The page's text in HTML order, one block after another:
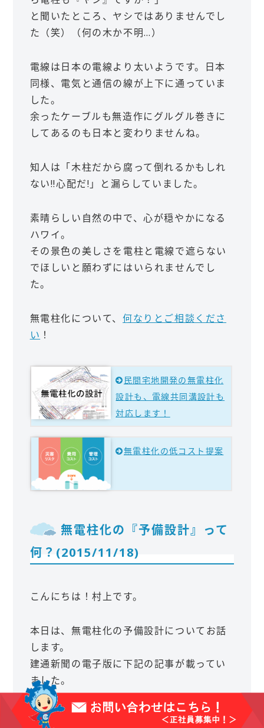
と聞いたところ、ヤシではありませんでし
た（笑）（何の木か不明…）
電線は日本の電線より太いようです。日本
同様、電気と通信の線が上下に通っていま
した。
余ったケーブルも無造作にグルグル巻きに
してあるのも日本と変わりませんね。
知人は「木柱だから腐って倒れるかもしれ
ない!!心配だ!」と漏らしていました。
素晴らしい自然の中で、心が穏やかになる
ハワイ。
その景色の美しさを電柱と電線で遮らない
でほしいと願わずにはいられませんでし
た。
無電柱化について、何なりとご相談くださ
い ！
民間宅地開発の無電柱化
設計も、電線共同溝設計も
対応します！
無電柱化の低コスト提案
無電柱化の『予備設計』って
何？(2015/11/18)
こんにちは！村上です。
本日は、無電柱化の予備設計についてお話
します。
建通新聞の電子版に下記の記事が載ってい
ました。
「国土交通省兵庫国道事務所は、国道２号